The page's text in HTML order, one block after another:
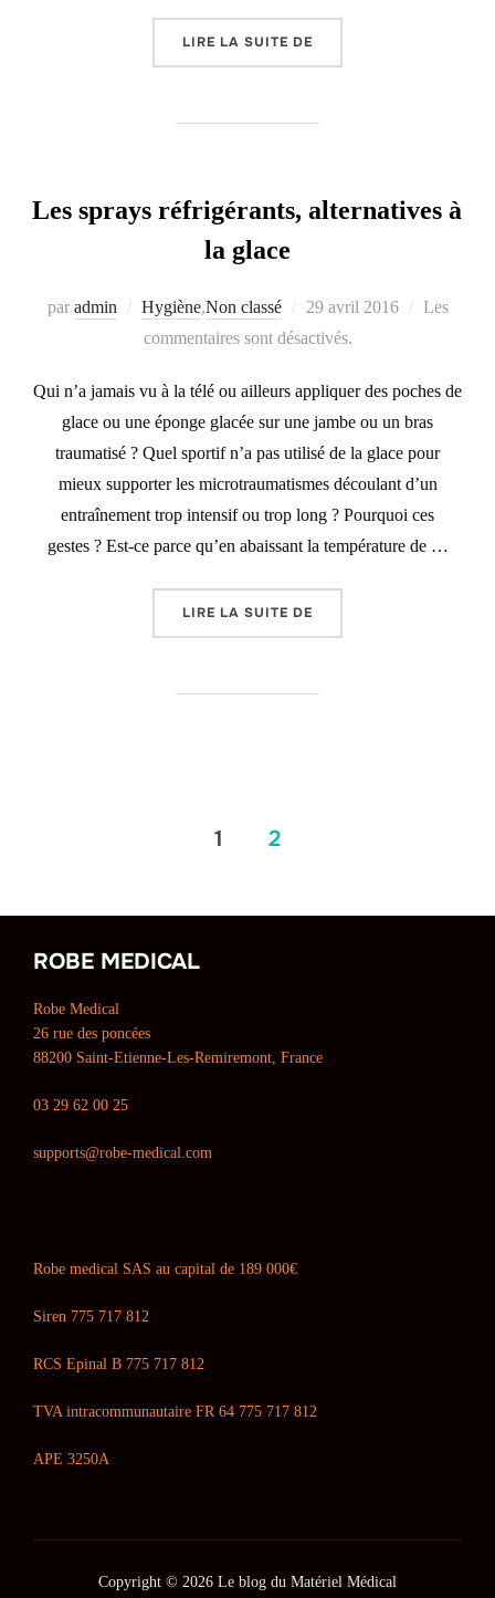
LIRE LA SUITE DE
Les sprays réfrigérants, alternatives à
la glace
par admin Hygiène,Non classé
Publié
le
29 avril 2016
Les
commentaires sont désactivés.
Qui n’a jamais vu à la télé ou ailleurs appliquer des poches de
glace ou une éponge glacée sur une jambe ou un bras
traumatisé ? Quel sportif n’a pas utilisé de la glace pour
mieux supporter les microtraumatismes découlant d’un
entraînement trop intensif ou trop long ? Pourquoi ces
gestes ? Est-ce parce qu’en abaissant la température de …
LIRE LA SUITE DE
publications
1 2
ROBE MEDICAL
Robe Medical
26 rue des poncées
88200 Saint-Etienne-Les-Remiremont, France
03 29 62 00 25
supports@robe-medical.com
Robe medical SAS au capital de 189 000€
Siren 775 717 812
RCS Epinal B 775 717 812
TVA intracommunautaire FR 64 775 717 812
APE 3250A
Copyright © 2026 Le blog du Matériel Médical